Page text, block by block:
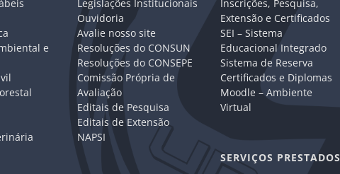
e
Legislações Institucionais
Ouvidoria
Avalie nosso site
Resoluções do CONSUN
Resoluções do CONSEPE
Comissão Própria de
Avaliação
Editais de Pesquisa
Editais de Extensão
NAPSI
Inscrições, Pesquisa,
Extensão e Certificados
SEI – Sistema
Educacional Integrado
Sistema de Reserva
Certificados e Diplomas
Moodle – Ambiente
Virtual
SERVIÇOS PRESTADOS